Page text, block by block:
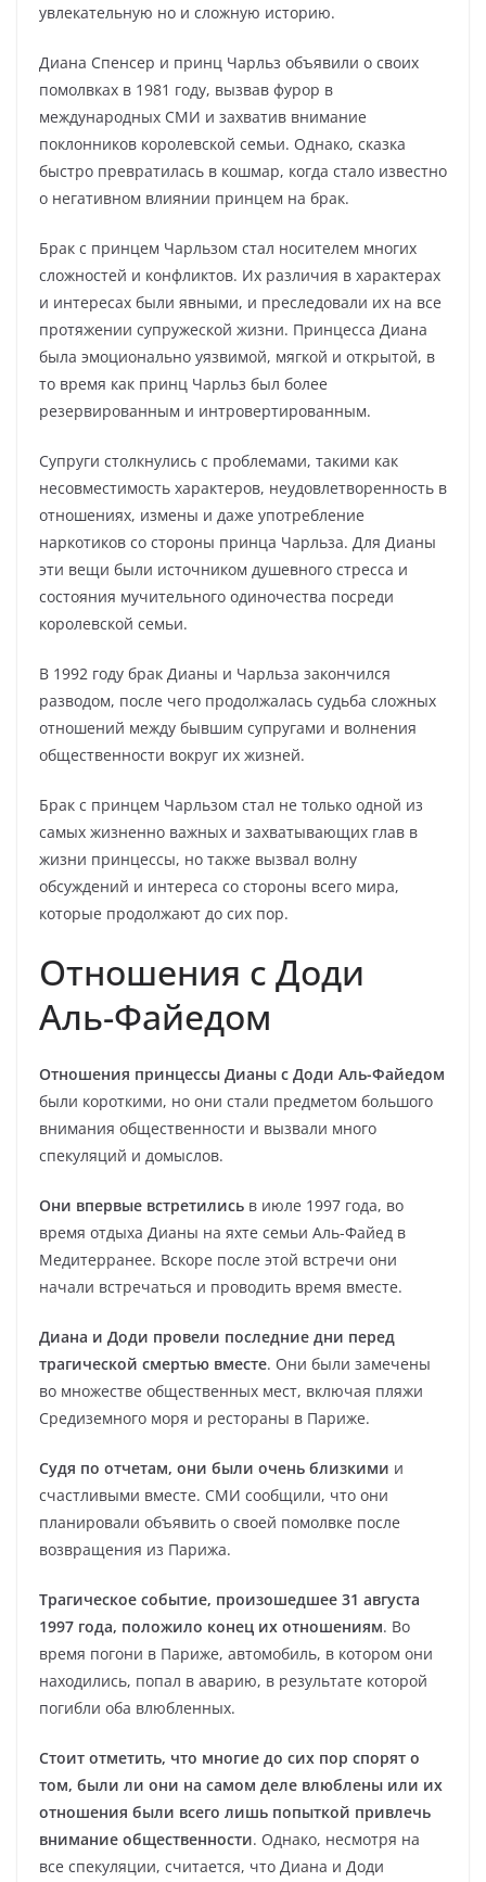
увлекательную но и сложную историю.
Диана Спенсер и принц Чарльз объявили о своих
помолвках в 1981 году, вызвав фурор в
международных СМИ и захватив внимание
поклонников королевской семьи. Однако, сказка
быстро превратилась в кошмар, когда стало известно
о негативном влиянии принцем на брак.
Брак с принцем Чарльзом стал носителем многих
сложностей и конфликтов. Их различия в характерах
и интересах были явными, и преследовали их на все
протяжении супружеской жизни. Принцесса Диана
была эмоционально уязвимой, мягкой и открытой, в
то время как принц Чарльз был более
резервированным и интровертированным.
Супруги столкнулись с проблемами, такими как
несовместимость характеров, неудовлетворенность в
отношениях, измены и даже употребление
наркотиков со стороны принца Чарльза. Для Дианы
эти вещи были источником душевного стресса и
состояния мучительного одиночества посреди
королевской семьи.
В 1992 году брак Дианы и Чарльза закончился
разводом, после чего продолжалась судьба сложных
отношений между бывшим супругами и волнения
общественности вокруг их жизней.
Брак с принцем Чарльзом стал не только одной из
самых жизненно важных и захватывающих глав в
жизни принцессы, но также вызвал волну
обсуждений и интереса со стороны всего мира,
которые продолжают до сих пор.
Отношения с Доди
Аль-Файедом
Отношения принцессы Дианы с Доди Аль-Файедом
были короткими, но они стали предметом большого
внимания общественности и вызвали много
спекуляций и домыслов.
Они впервые встретились в июле 1997 года, во
время отдыха Дианы на яхте семьи Аль-Файед в
Медитерранее. Вскоре после этой встречи они
начали встречаться и проводить время вместе.
Диана и Доди провели последние дни перед
трагической смертью вместе. Они были замечены
во множестве общественных мест, включая пляжи
Средиземного моря и рестораны в Париже.
Судя по отчетам, они были очень близкими и
счастливыми вместе. СМИ сообщили, что они
планировали объявить о своей помолвке после
возвращения из Парижа.
Трагическое событие, произошедшее 31 августа
1997 года, положило конец их отношениям. Во
время погони в Париже, автомобиль, в котором они
находились, попал в аварию, в результате которой
погибли оба влюбленных.
Стоит отметить, что многие до сих пор спорят о
том, были ли они на самом деле влюблены или их
отношения были всего лишь попыткой привлечь
внимание общественности. Однако, несмотря на
все спекуляции, считается, что Диана и Доди